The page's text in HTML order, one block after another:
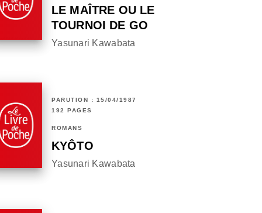
LE MAÎTRE OU LE
TOURNOI DE GO
Yasunari Kawabata
PARUTION : 15/04/1987
192 PAGES
ROMANS
KYÔTO
Yasunari Kawabata